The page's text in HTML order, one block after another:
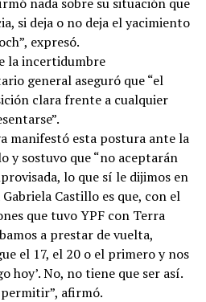
si deja o no deja el yacimiento
expresó.
la incertidumbre
general aseguró que “el
clara frente a cualquier
manifestó esta postura ante la
y sostuvo que “no aceptarán
lo que sí le dijimos en
Castillo es que, con el
que tuvo YPF con Terra
a prestar de vuelta,
el 17, el 20 o el primero y nos
hoy’. No, no tiene que ser así.
afirmó.